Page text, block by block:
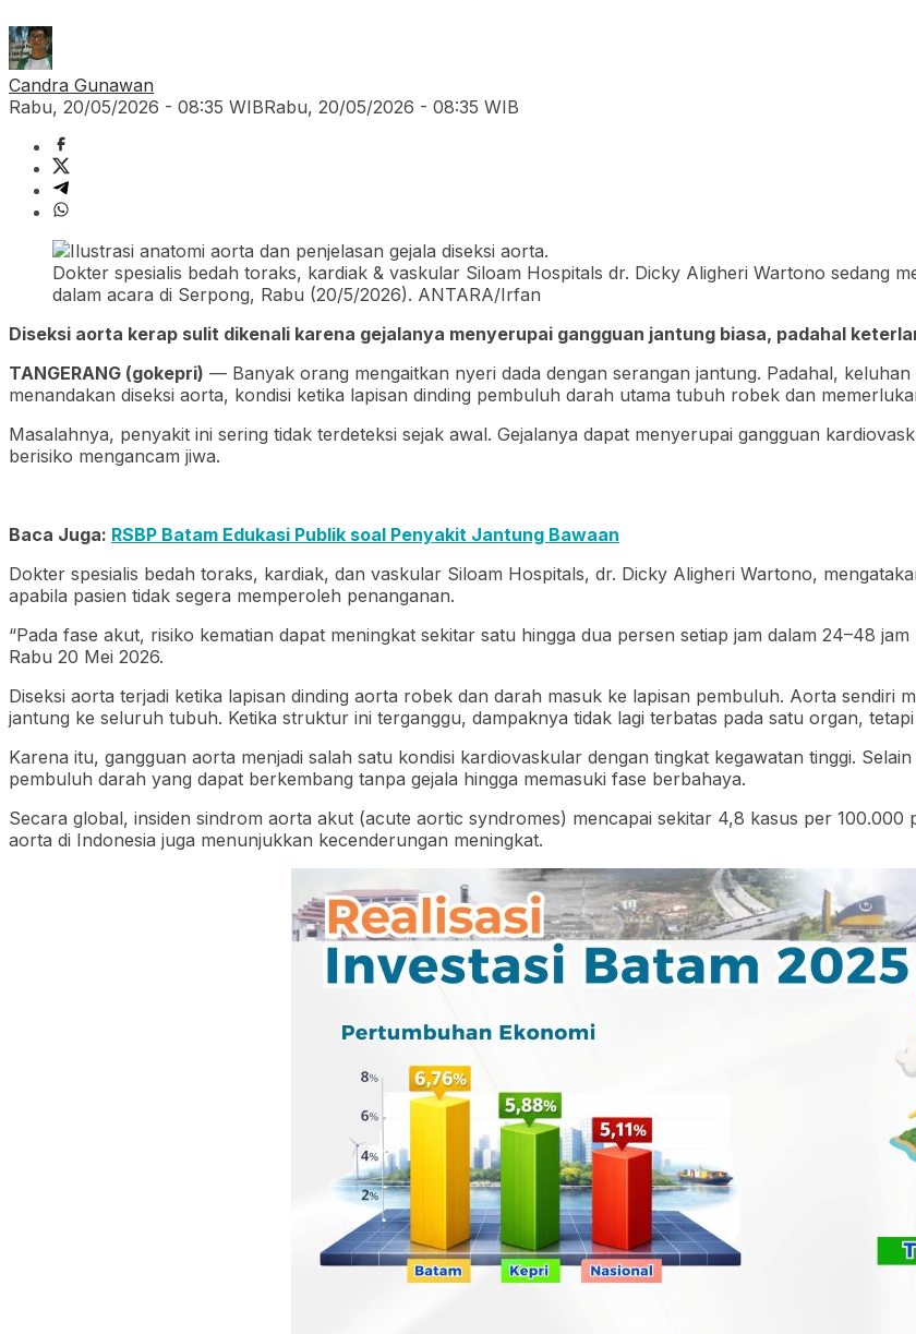
Candra Gunawan
Rabu, 20/05/2026 - 08:35 WIBRabu, 20/05/2026 - 08:35 WIB
Dokter spesialis bedah toraks, kardiak & vaskular Siloam Hospitals dr. Dicky Aligheri Wartono sedang
dalam acara di Serpong, Rabu (20/5/2026). ANTARA/Irfan
Diseksi aorta kerap sulit dikenali karena gejalanya menyerupai gangguan jantung biasa, padahal
TANGERANG (gokepri) — Banyak orang mengaitkan nyeri dada dengan serangan jantung. Padahal,
menandakan diseksi aorta, kondisi ketika lapisan dinding pembuluh darah utama tubuh robek dan
Masalahnya, penyakit ini sering tidak terdeteksi sejak awal. Gejalanya dapat menyerupai gangguan
berisiko mengancam jiwa.
Baca Juga: RSBP Batam Edukasi Publik soal Penyakit Jantung Bawaan
Dokter spesialis bedah toraks, kardiak, dan vaskular Siloam Hospitals, dr. Dicky Aligheri Wartono,
apabila pasien tidak segera memperoleh penanganan.
“Pada fase akut, risiko kematian dapat meningkat sekitar satu hingga dua persen setiap jam dalam 24–48
Rabu 20 Mei 2026.
Diseksi aorta terjadi ketika lapisan dinding aorta robek dan darah masuk ke lapisan pembuluh. Aorta sendiri
jantung ke seluruh tubuh. Ketika struktur ini terganggu, dampaknya tidak lagi terbatas pada satu organ,
Karena itu, gangguan aorta menjadi salah satu kondisi kardiovaskular dengan tingkat kegawatan tinggi.
pembuluh darah yang dapat berkembang tanpa gejala hingga memasuki fase berbahaya.
Secara global, insiden sindrom aorta akut (acute aortic syndromes) mencapai sekitar 4,8 kasus per
aorta di Indonesia juga menunjukkan kecenderungan meningkat.